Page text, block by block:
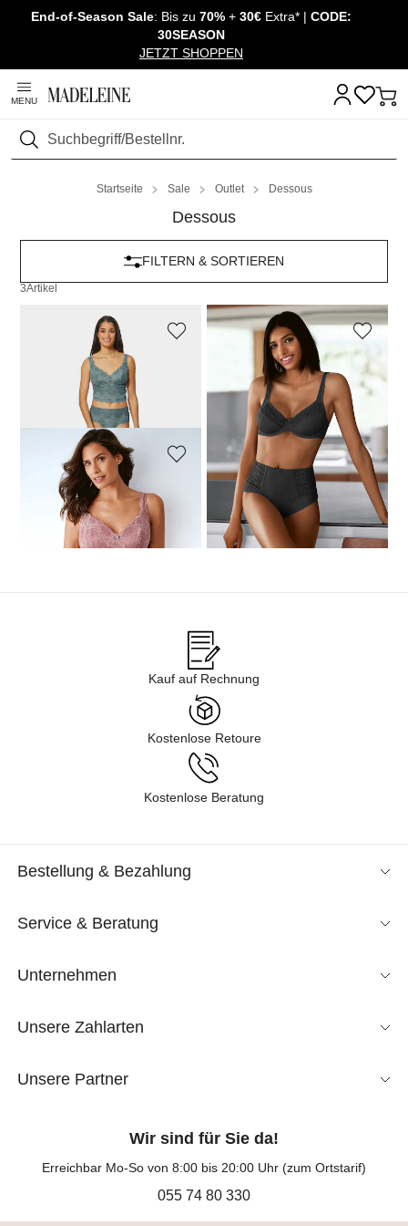
Navigation überspringen, direkt zum Inhalt
End-of-Season Sale: Bis zu 70% + 30€ Extra* | CODE:
30SEASON
JETZT SHOPPEN
MENU
Suchen
Startseite Sale Outlet Dessous
Dessous
3Artikel
FILTERN & SORTIEREN
MADELEINE
Spitzenbustier
79,95 €
MADELEINE
Bügel-BH mit edler Spitze
69,95 €
MADELEINE
Spitzenbustier
79,95 €
Kauf auf Rechnung
Kostenlose Retoure
Kostenlose Beratung
Bestellung & Bezahlung
Service & Beratung
Unternehmen
Unsere Zahlarten
Unsere Partner
Wir sind für Sie da!
Erreichbar Mo-So von 8:00 bis 20:00 Uhr (zum Ortstarif)
055 74 80 330